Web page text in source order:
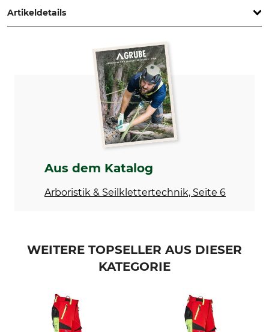
Artikeldetails
Produkttyp
Reparaturset
für Schnittschutzhosen
Herstellung
Made in Portugal
Aus dem Katalog
Arboristik & Seilklettertechnik, Seite 6
WEITERE TOPSELLER AUS DIESER
KATEGORIE